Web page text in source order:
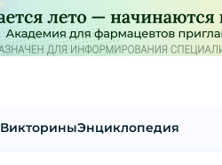
ВикториныЭнциклопедия